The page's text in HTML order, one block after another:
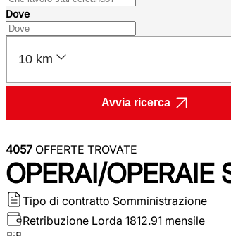
Dove
10 km
Avvia ricerca
4057 OFFERTE TROVATE
OPERAI/
Tipo di contratto Somministrazione
Retribuzione Lorda 1812.91 mensile